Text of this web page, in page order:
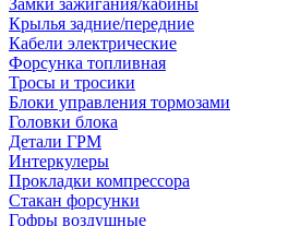
Замки зажигания/кабины
Крылья задние/передние
Кабели электрические
Форсунка топливная
Тросы и тросики
Блоки управления тормозами
Головки блока
Детали ГРМ
Интеркулеры
Прокладки компрессора
Стакан форсунки
Гофры воздушные